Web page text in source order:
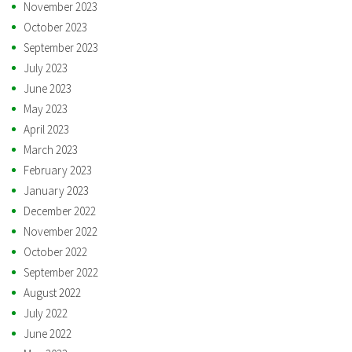
November 2023
October 2023
September 2023
July 2023
June 2023
May 2023
April 2023
March 2023
February 2023
January 2023
December 2022
November 2022
October 2022
September 2022
August 2022
July 2022
June 2022